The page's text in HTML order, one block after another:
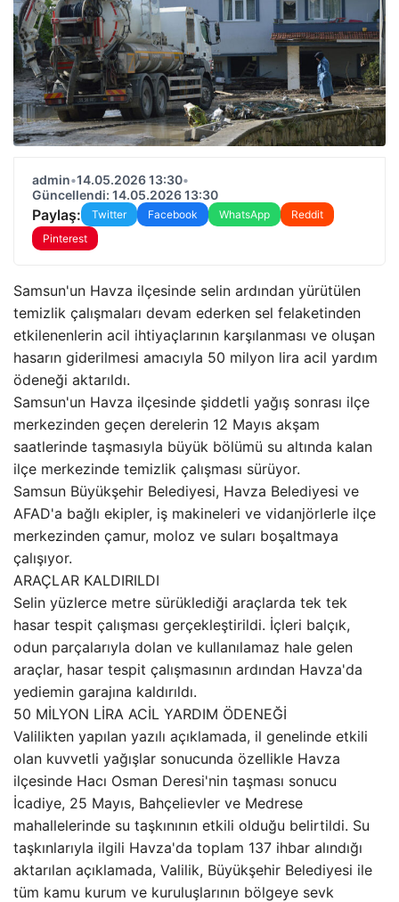
admin•14.05.2026 13:30•
Güncellendi: 14.05.2026 13:30
Paylaş: Twitter Facebook WhatsApp
Reddit
Pinterest
Samsun'un Havza ilçesinde selin ardından yürütülen
temizlik çalışmaları devam ederken sel felaketinden
etkilenenlerin acil ihtiyaçlarının karşılanması ve oluşan
hasarın giderilmesi amacıyla 50 milyon lira acil yardım
ödeneği aktarıldı.
Samsun'un Havza ilçesinde şiddetli yağış sonrası ilçe
merkezinden geçen derelerin 12 Mayıs akşam
saatlerinde taşmasıyla büyük bölümü su altında kalan
ilçe merkezinde temizlik çalışması sürüyor.
Samsun Büyükşehir Belediyesi, Havza Belediyesi ve
AFAD'a bağlı ekipler, iş makineleri ve vidanjörlerle ilçe
merkezinden çamur, moloz ve suları boşaltmaya
çalışıyor.
ARAÇLAR KALDIRILDI
Selin yüzlerce metre sürüklediği araçlarda tek tek
hasar tespit çalışması gerçekleştirildi. İçleri balçık,
odun parçalarıyla dolan ve kullanılamaz hale gelen
araçlar, hasar tespit çalışmasının ardından Havza'da
yediemin garajına kaldırıldı.
50 MİLYON LİRA ACİL YARDIM ÖDENEĞİ
Valilikten yapılan yazılı açıklamada, il genelinde etkili
olan kuvvetli yağışlar sonucunda özellikle Havza
ilçesinde Hacı Osman Deresi'nin taşması sonucu
İcadiye, 25 Mayıs, Bahçelievler ve Medrese
mahallelerinde su taşkınının etkili olduğu belirtildi. Su
taşkınlarıyla ilgili Havza'da toplam 137 ihbar alındığı
aktarılan açıklamada, Valilik, Büyükşehir Belediyesi ile
tüm kamu kurum ve kuruluşlarının bölgeye sevk